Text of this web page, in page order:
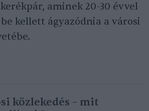
aminek 20-30 évvel
kellett ágyazódnia a városi
közlekedés – mit